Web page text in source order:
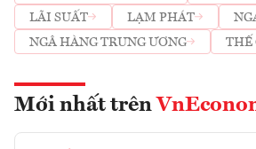
LÃI SUẤT
LẠM PHÁT
NGÂ HÀNG TRUNG ƯƠNG
THẾ
Mới nhất trên